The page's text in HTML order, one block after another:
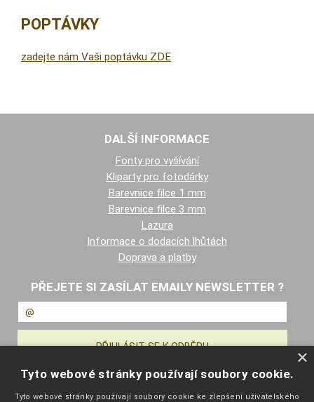
POPTÁVKY
zadejte nám Vaši poptávku ZDE
DALŠÍ INFORMACE
Fonty pro vyšívání
Kliparty pro fotodárky
Barevnice filce 1 mm
Barevnice filce 3 mm
Lazura
Informace o dodacích lhůtách
Doprava a platby
PŘEJETE SI ZASÍLAT EMAILY NEWSLETTER ?
NAVIGACE
×
Tyto webové stránky používají soubory cookie.
Tyto webové stránky používají soubory cookie ke zlepšení uživatelského